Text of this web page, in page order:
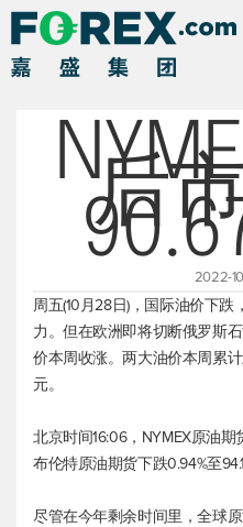
后
2022-
周五(10月28日)，国际油价下
力。但在欧洲即将切断俄罗斯
价本周收涨。两大油价本周累
元。
北京时间16:06，NYMEX原油期
布伦特原油期货下跌0.94%至
尽管在今年剩余时间里，全球